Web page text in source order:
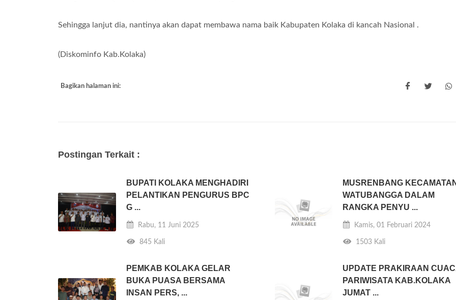
Sehingga lanjut dia, nantinya akan dapat membawa nama baik Kabupaten Kolaka di kancah Nasional .
(Diskominfo Kab.Kolaka)
Bagikan halaman ini:
Postingan Terkait :
BUPATI KOLAKA MENGHADIRI
PELANTIKAN PENGURUS BPC
G ...
Rabu, 11 Juni 2025
845 Kali
MUSRENBANG
WATUBANGGA DALAM
RANGKA PENYU ...
Kamis, 01 Februari 2024
1503 Kali
PEMKAB KOLAKA GELAR
BUKA PUASA BERSAMA
INSAN PERS, ...
UPDATE PRAKIRAAN
PARIWISATA KAB.KOLAKA
JUMAT ...